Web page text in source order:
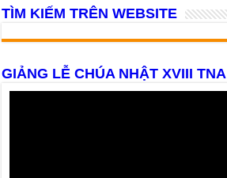
TÌM KIẾM TRÊN WEBSITE
GIẢNG LỄ CHÚA NHẬT XVIII TNA